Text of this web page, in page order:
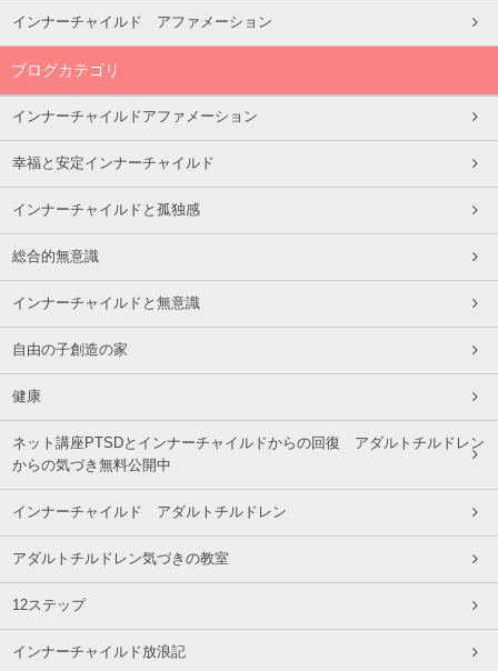
インナーチャイルド アファメーション
ブログカテゴリ
インナーチャイルドアファメーション
幸福と安定インナーチャイルド
インナーチャイルドと孤独感
総合的無意識
インナーチャイルドと無意識
自由の子創造の家
健康
ネット講座PTSDとインナーチャイルドからの回復 アダルトチルドレン
からの気づき無料公開中
インナーチャイルド アダルトチルドレン
アダルトチルドレン気づきの教室
12ステップ
インナーチャイルド放浪記